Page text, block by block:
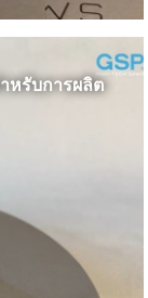
หรับการผลิต